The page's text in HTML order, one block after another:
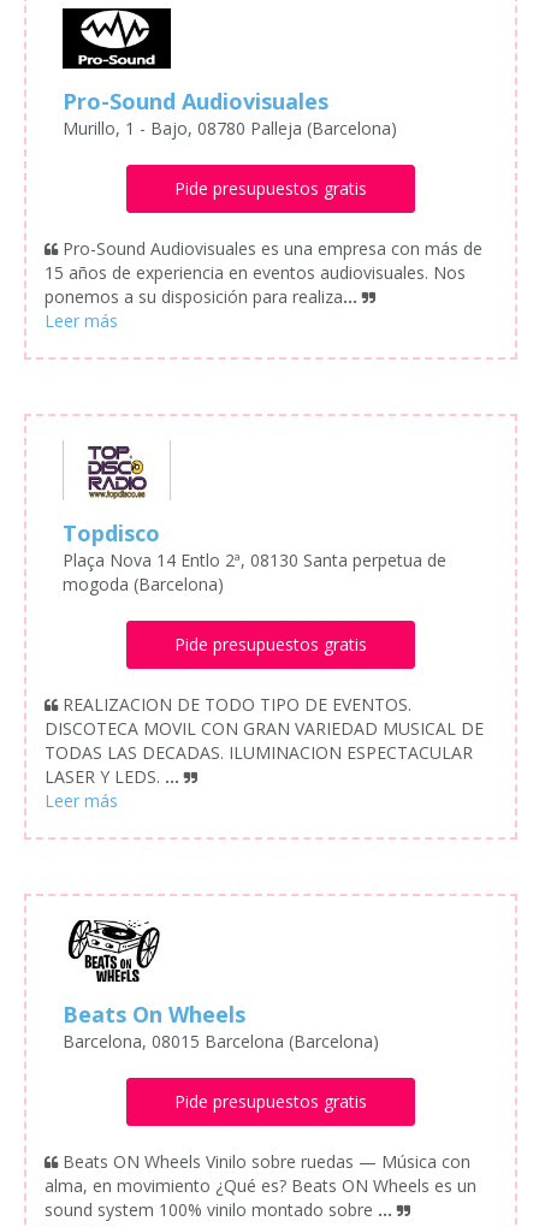
Pro-Sound Audiovisuales
Murillo, 1 - Bajo, 08780 Palleja (Barcelona)
Pide presupuestos gratis
Pro-Sound Audiovisuales es una empresa con más de
15 años de experiencia en eventos audiovisuales. Nos
ponemos a su disposición para realiza...
Topdisco
Plaça Nova 14 Entlo 2ª, 08130 Santa perpetua de
mogoda (Barcelona)
Pide presupuestos gratis
REALIZACION DE TODO TIPO DE EVENTOS.
DISCOTECA MOVIL CON GRAN VARIEDAD MUSICAL DE
TODAS LAS DECADAS. ILUMINACION ESPECTACULAR
LASER Y LEDS. ...
Beats On Wheels
Barcelona, 08015 Barcelona (Barcelona)
Pide presupuestos gratis
Beats ON Wheels Vinilo sobre ruedas — Música con
alma, en movimiento ¿Qué es? Beats ON Wheels es un
sound system 100% vinilo montado sobre ...